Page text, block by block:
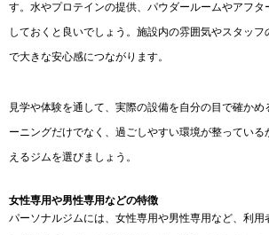
す。水やプロテインの提供、パウダールームやアフ
しておくと良いでしょう。施設内の雰囲気やスタッ
で大きな安心感につながります。
見学や体験を通して、実際の設備を自分の目で確か
ーニングだけでなく、過ごしやすい環境が整っている
えるジムを選びましょう。
女性専用や男性専用などの特徴
パーソナルジムには、女性専用や男性専用など、利用